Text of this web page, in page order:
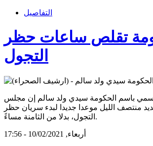
التفاصيل
تقلص ساعات حظر
التجول
باسم الحكومة سيدي ولد سالم إن مجلس
منتصف الليل موعدا جديدا لبدء سريان حظر
التجول، بدلا من الثامنة مساءً.
أربعاء, 10/02/2021 - 17:56